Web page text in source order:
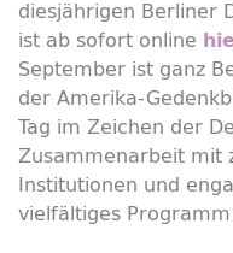
diesjährigen Berliner
ist ab sofort online
September ist ganz
der Amerika-
Tag im Zeichen der
Zusammenarbeit mit
Institutionen und
vielfältiges